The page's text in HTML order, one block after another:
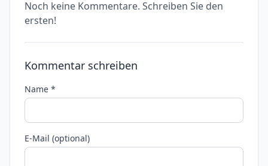
Noch keine Kommentare. Schreiben Sie den
ersten!
Kommentar schreiben
Name *
E-Mail (optional)